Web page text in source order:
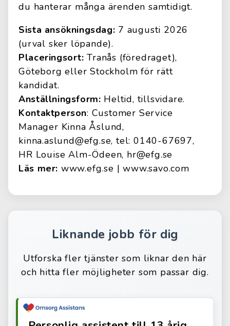
du hanterar många ärenden samtidigt.
Sista ansökningsdag: 7 augusti 2026
(urval sker löpande).
Placeringsort:Tranås (föredraget),
Göteborg eller Stockholm för rätt
kandidat.
Anställningsform: Heltid, tillsvidare.
Kontaktperson: Customer Service
Manager Kinna Åslund,
kinna.aslund@efg.se, tel: 0140-67697,
HR Louise Alm-Ödeen, hr@efg.se
Läs mer: www.efg.se | www.savo.com
Liknande jobb för dig
Utforska fler tjänster som liknar den här
och hitta fler möjligheter som passar dig.